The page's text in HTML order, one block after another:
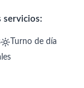
servicios:
Turno de día